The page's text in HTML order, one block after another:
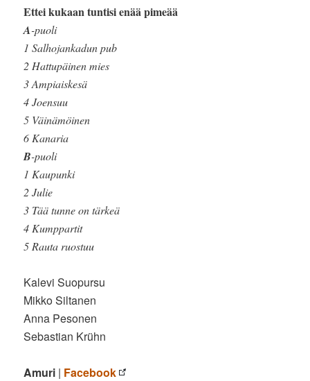
Ettei kukaan tuntisi enää pimeää
A-puoli
1 Salhojankadun pub
2 Hattupäinen mies
3 Ampiaiskesä
4 Joensuu
5 Väinämöinen
6 Kanaria
B-puoli
1 Kaupunki
2 Julie
3 Tää tunne on tärkeä
4 Kumppartit
5 Rauta ruostuu
Kalevi Suopursu
Mikko Siltanen
Anna Pesonen
Sebastian Krühn
Amuri | Facebook